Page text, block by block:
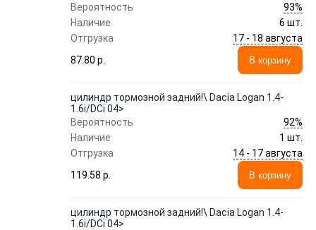
Вероятность
93%
Наличие
6 шт.
Отгрузка
17 - 18 августа
87.80 p.
В корзину
цилиндр тормозной задний!\ Dacia Logan 1.4-
1.6i/DCi 04>
Вероятность
92%
Наличие
1 шт.
Отгрузка
14 - 17 августа
119.58 p.
В корзину
цилиндр тормозной задний!\ Dacia Logan 1.4-
1.6i/DCi 04>